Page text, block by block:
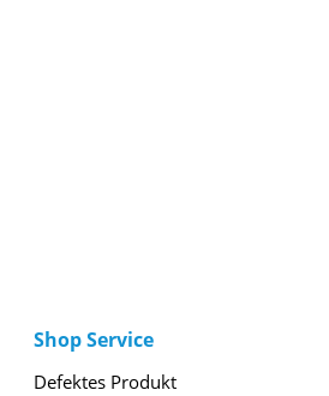
Shop Service
Defektes Produkt